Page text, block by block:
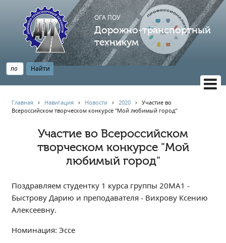
ОГА ПОУ
Дорожно-транспортный
техникум
НАВИГАЦИЯ
Главная
Профессионалитет
АБИТУРИЕНТУ
Новости
Наблюдательный совет
Независимая оценка качества
Главная › Навигация › Новости ›2020 ›Участие во
Всероссийском творческом конкурсе "Мой любимый город"
Участие во Всероссийском
творческом конкурсе "Мой
любимый город"
Поздравляем студентку 1 курса группы 20МА1 -
Быстрову Дарию и преподавателя - Вихрову Ксению
Алексеевну.
Номинация: Эссе